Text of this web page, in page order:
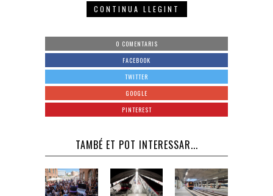
CONTINUA LLEGINT
0 COMENTARIS
FACEBOOK
TWITTER
GOOGLE
PINTEREST
TAMBÉ ET POT INTERESSAR...